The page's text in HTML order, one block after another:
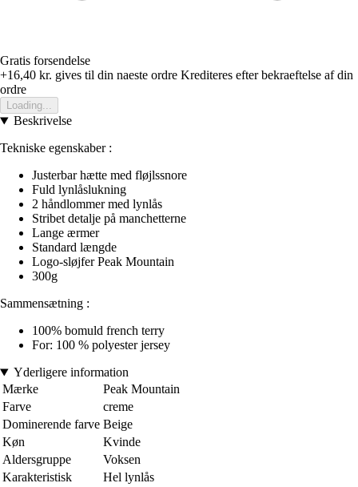
Gratis forsendelse
+16,40 kr. gives til din naeste ordre Krediteres efter bekraeftelse af din
ordre
Loading...
Beskrivelse
Tekniske egenskaber :
Justerbar hætte med fløjlssnore
Fuld lynlåslukning
2 håndlommer med lynlås
Stribet detalje på manchetterne
Lange ærmer
Standard længde
Logo-sløjfer Peak Mountain
300g
Sammensætning :
100% bomuld french terry
For: 100 % polyester jersey
Yderligere information
Mærke
Peak Mountain
Farve
creme
Dominerende farve Beige
Køn
Kvinde
Aldersgruppe
Voksen
Karakteristisk
Hel lynlås